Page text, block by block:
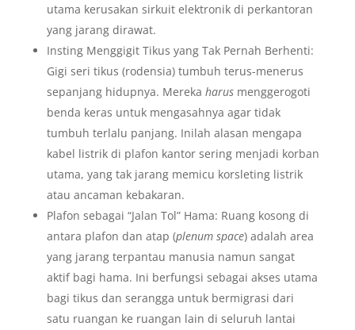
utama kerusakan sirkuit elektronik di perkantoran
yang jarang dirawat.
Insting Menggigit Tikus yang Tak Pernah Berhenti:
Gigi seri tikus (rodensia) tumbuh terus-menerus
sepanjang hidupnya. Mereka harusmenggerogoti
benda keras untuk mengasahnya agar tidak
tumbuh terlalu panjang. Inilah alasan mengapa
kabel listrik di plafon kantor sering menjadi korban
utama, yang tak jarang memicu korsleting listrik
atau ancaman kebakaran.
Plafon sebagai “Jalan Tol” Hama: Ruang kosong di
antara plafon dan atap (plenum space) adalah area
yang jarang terpantau manusia namun sangat
aktif bagi hama. Ini berfungsi sebagai akses utama
bagi tikus dan serangga untuk bermigrasi dari
satu ruangan ke ruangan lain di seluruh lantai